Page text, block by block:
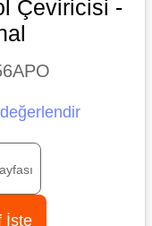
Çeviricisi -
İste